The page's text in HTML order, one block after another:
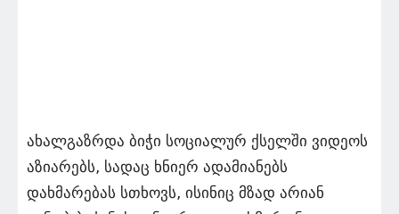
ახალგაზრდა ბიჭი სოციალურ ქსელში ვიდეოს
აზიარებს, სადაც ხნიერ ადამიანებს
დახმარებას სთხოვს, ისინიც მზად არიან